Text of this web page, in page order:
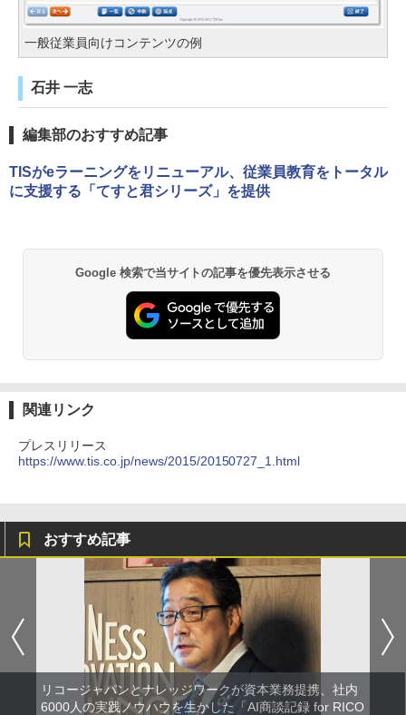
一般従業員向けコンテンツの例
石井 一志
編集部のおすすめ記事
TISがeラーニングをリニューアル、従業員教育をトータル
に支援する「てすと君シリーズ」を提供
Google 検索で当サイトの記事を優先表示させる
関連リンク
プレスリリース
https://www.tis.co.jp/news/2015/20150727_1.html
おすすめ記事
リコージャパンとナレッジワークが資本業務提携、社内
6000人の実践ノウハウを生かした「AI商談記録 for RICO